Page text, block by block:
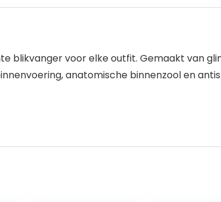
blikvanger voor elke outfit. Gemaakt van
anatomische binnenzool en